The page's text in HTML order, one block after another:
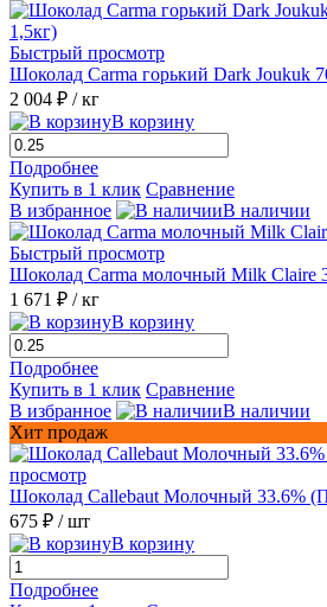
Быстрый просмотр
Шоколад Carma горький Dark Joukuk
2 004 ₽ / кг
В корзину
Подробнее
Купить в 1 клик Сравнение
В избранное
В наличии
Быстрый просмотр
Шоколад Carma молочный Milk Claire
1 671 ₽ / кг
В корзину
Подробнее
Купить в 1 клик Сравнение
В избранное
В наличии
Хит продаж
просмотр
Шоколад Callebaut Молочный 33.6%
675 ₽ / шт
В корзину
Подробнее